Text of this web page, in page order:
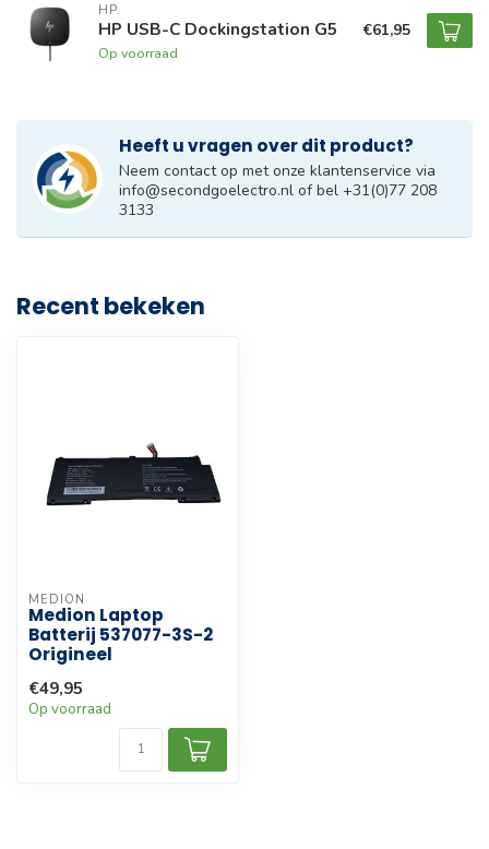
HP.
HP USB-C Dockingstation G5
Op voorraad
€61,95
Heeft u vragen over dit product?
Neem contact op met onze klantenservice via
info@secondgoelectro.nl of bel +31(0)77 208
3133
Recent bekeken
MEDION
Medion Laptop
Batterij 537077-3S-2
Origineel
€49,95
Op voorraad